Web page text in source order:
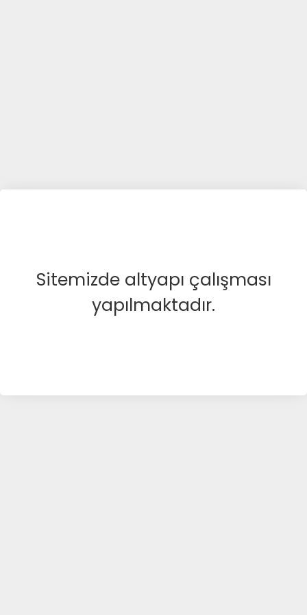
Sitemizde altyapı çalışması
yapılmaktadır.